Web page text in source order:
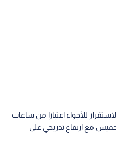
للأجواء اعتبارا من ساعات
مع ارتفاع تدريجي على